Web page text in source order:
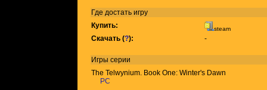
Где достать игру
Купить:
steam
Скачать (?): -
Игры серии
The Telwynium. Book One: Winter's Dawn
PC